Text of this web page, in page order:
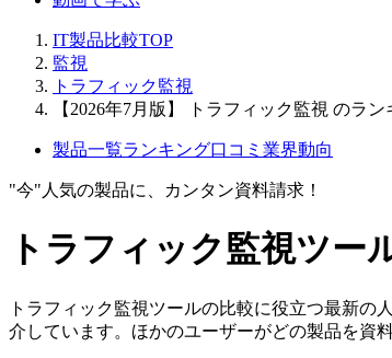
IT製品比較TOP
監視
トラフィック監視
【2026年7月版】 トラフィック監視 のラン
製品一覧ランキング口コミ 業界動向
"今"人気の製品に、カンタン資料請求！
トラフィック監視ツー
トラフィック監視ツールの比較に役立つ最新
介しています。ほかのユーザーがどの製品を資